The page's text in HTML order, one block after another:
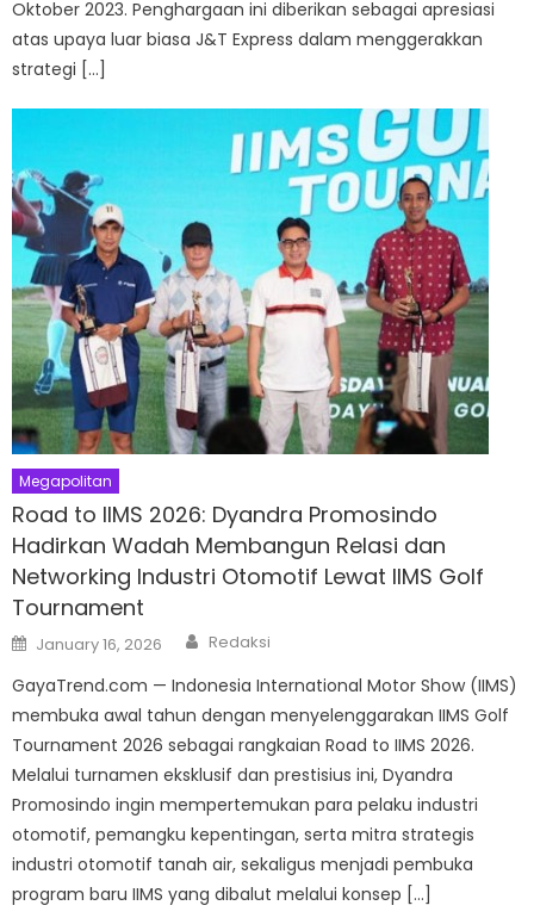
Oktober 2023. Penghargaan ini diberikan sebagai apresiasi
atas upaya luar biasa J&T Express dalam menggerakkan
strategi […]
Megapolitan
Road to IIMS 2026: Dyandra Promosindo
Hadirkan Wadah Membangun Relasi dan
Networking Industri Otomotif Lewat IIMS Golf
Tournament
Posted
on
January 16, 2026 Author
Redaksi
GayaTrend.com — Indonesia International Motor Show (IIMS)
membuka awal tahun dengan menyelenggarakan IIMS Golf
Tournament 2026 sebagai rangkaian Road to IIMS 2026.
Melalui turnamen eksklusif dan prestisius ini, Dyandra
Promosindo ingin mempertemukan para pelaku industri
otomotif, pemangku kepentingan, serta mitra strategis
industri otomotif tanah air, sekaligus menjadi pembuka
program baru IIMS yang dibalut melalui konsep […]